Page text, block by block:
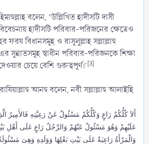
বলেন, ‘উল্লিখিত হাদীসটি দাসী
হাদীসটি পরিবার-পরিজনের ক্ষেত্রেও
ফরয বিধানসমূহ ও রাসূলুল্লাহ সল্লাল্লাহু
সুন্নাতসমূহ স্বাধীন পরিবার-পরিজনকে শিক্ষা
চেয়ে বেশি গুরুত্বপূর্ণ।’[3]
আনহু বলেন, নবী সল্লাল্লাহু আলাইহি
أَلاَ كُلُّكُمْ رَاعٍ وَكُلُّكُمْ مَسْئُولٌ عَنْ رَعِيَّتِهِ فَالأَمِيرُ
عَلَيْهِمْ وَهُوَ مَسْئُولٌ عَنْهُمْ وَالرَّجُلُ رَاعٍ عَلَى أَهْلِ
وَالْمَرْأَةُ رَاعِيَةٌ عَلَى بَيْتِ بَعْلِهَا وَوَلَدِهِ وَهِىَ